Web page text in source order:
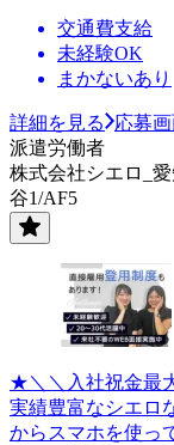
交通費支給
未経験OK
まかないあり
詳細を見る
応募
派遣労働者
株式会社シエロ_
谷1/AF5
★＼＼入社祝金最
実績豊富なシエロ
からスマホを使っ